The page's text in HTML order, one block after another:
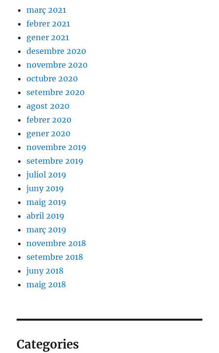
març 2021
febrer 2021
gener 2021
desembre 2020
novembre 2020
octubre 2020
setembre 2020
agost 2020
febrer 2020
gener 2020
novembre 2019
setembre 2019
juliol 2019
juny 2019
maig 2019
abril 2019
març 2019
novembre 2018
setembre 2018
juny 2018
maig 2018
Categories